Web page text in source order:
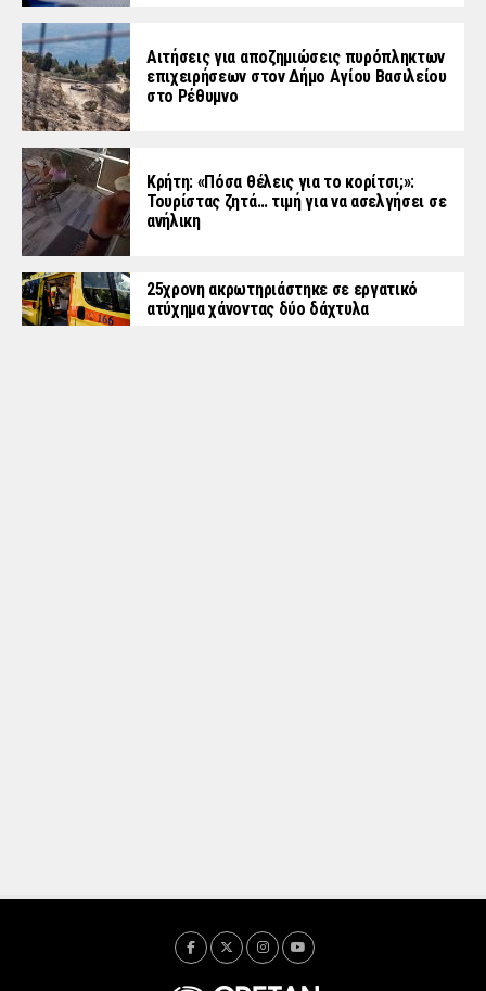
Αιτήσεις για αποζημιώσεις πυρόπληκτων
επιχειρήσεων στον Δήμο Αγίου Βασιλείου
στο Ρέθυμνο
Κρήτη: «Πόσα θέλεις για το κορίτσι;»:
Τουρίστας ζητά… τιμή για να ασελγήσει σε
ανήλικη
25χρονη ακρωτηριάστηκε σε εργατικό
ατύχημα χάνοντας δύο δάχτυλα